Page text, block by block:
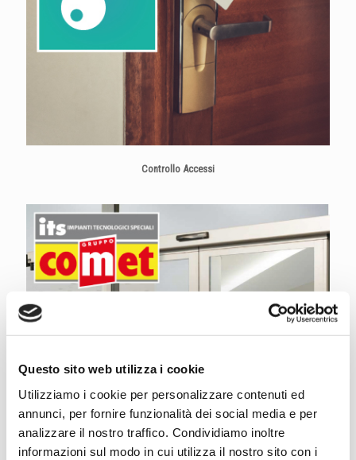
Questo sito web utilizza i cookie
Utilizziamo i cookie per personalizzare contenuti ed
annunci, per fornire funzionalità dei social media e per
analizzare il nostro traffico. Condividiamo inoltre
informazioni sul modo in cui utilizza il nostro sito con i
Controllo Accessi